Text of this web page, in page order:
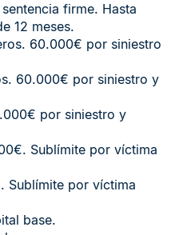
firme. Hasta
12 meses.​
60.000€ por siniestro
60.000€ por siniestro y
por siniestro y
Sublímite por víctima
Sublímite por víctima
base.​